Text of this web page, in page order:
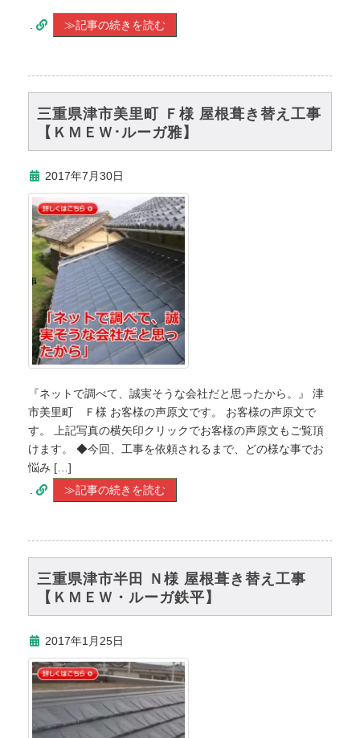
≫記事の続きを読む
三重県津市美里町 Ｆ様 屋根葺き替え工事
【ＫＭＥＷ･ルーガ雅】
2017年7月30日
『ネットで調べて、誠実そうな会社だと思ったから。』 津
市美里町 Ｆ様 お客様の声原文です。 お客様の声原文で
す。 上記写真の横矢印クリックでお客様の声原文もご覧頂
けます。 ◆今回、工事を依頼されるまで、どの様な事でお
悩み […]
≫記事の続きを読む
三重県津市半田 Ｎ様 屋根葺き替え工事
【ＫＭＥＷ・ルーガ鉄平】
2017年1月25日